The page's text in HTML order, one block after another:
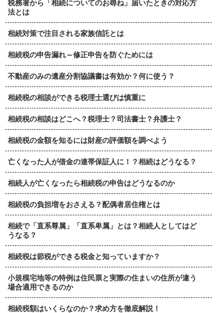
税務署から「相続についてのお尋ね」届いたときの対応方
法とは
相続対策で注目される家族信託とは
相続税の申告漏れ～修正申告を防ぐためには
不動産のみの遺産分割協議書は有効か？何に使う？
相続税の相談ができる税理士選びは慎重に
相続税の相談はどこへ？税理士？司法書士？弁護士？
相続税の金額を知るには財産の評価額を調べよう
亡くなった人が借金の連帯保証人に！？相続はどうなる？
相続人が亡くなったら相続税の申告はどうなるのか
相続税の負担増をおさえる？配偶者居住権とは
相続で「直系尊属」「直系卑属」とは？相続人としてはど
うなる？
相続税は節税ができる税金と知っていますか？
小規模宅地等の特例は住民票と実際の住まいの住所が違う
場合適用できるのか
相続税額はいくらなのか？求め方を徹底解説！